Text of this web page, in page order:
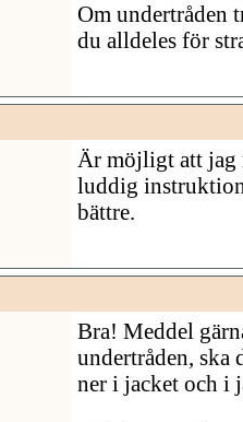
Om undertråden
du alldeles för
Är möjligt att jag
luddig
bättre.
Bra! Meddel
undertråden, ska
ner i jacket och i